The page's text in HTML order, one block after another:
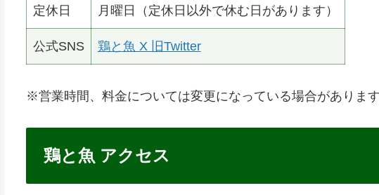
定休日 月曜日（定休日以外で休む日があります）
公式SNS 鶏と魚 X 旧Twitter
※営業時間、料金については変更になっている場合があります
鶏と魚 アクセス